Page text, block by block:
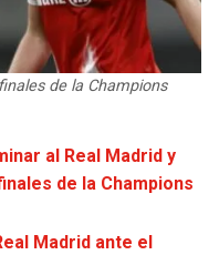
de la Champions
al Real Madrid y
de la Champions
Madrid ante el